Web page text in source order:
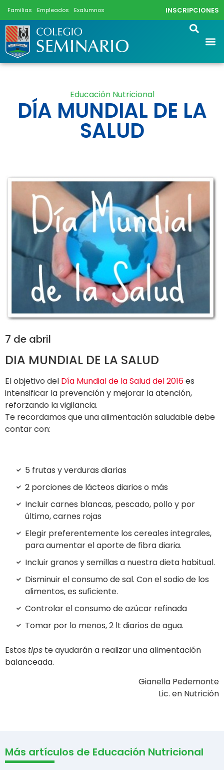
Familias Empleados Exalumnos INSCRIPCIONES
Educación Nutricional
DÍA MUNDIAL DE LA
SALUD
7 de abril
DIA MUNDIAL DE LA SALUD
El objetivo del Día Mundial de la Salud del 2016es
intensificar la prevención y mejorar la atención,
reforzando la vigilancia.
Te recordamos que una alimentación saludable debe
contar con:
5 frutas y verduras diarias
2 porciones de lácteos diarios o más
Incluir carnes blancas, pescado, pollo y por
último, carnes rojas
Elegir preferentemente los cereales integrales,
para aumentar el aporte de fibra diaria.
Incluir granos y semillas a nuestra dieta habitual.
Disminuir el consumo de sal. Con el sodio de los
alimentos, es suficiente.
Controlar el consumo de azúcar refinada
Tomar por lo menos, 2 lt diarios de agua.
Estos tips te ayudarán a realizar una alimentación
balanceada.
Gianella Pedemonte
Lic. en Nutrición
Más artículos de Educación Nutricional